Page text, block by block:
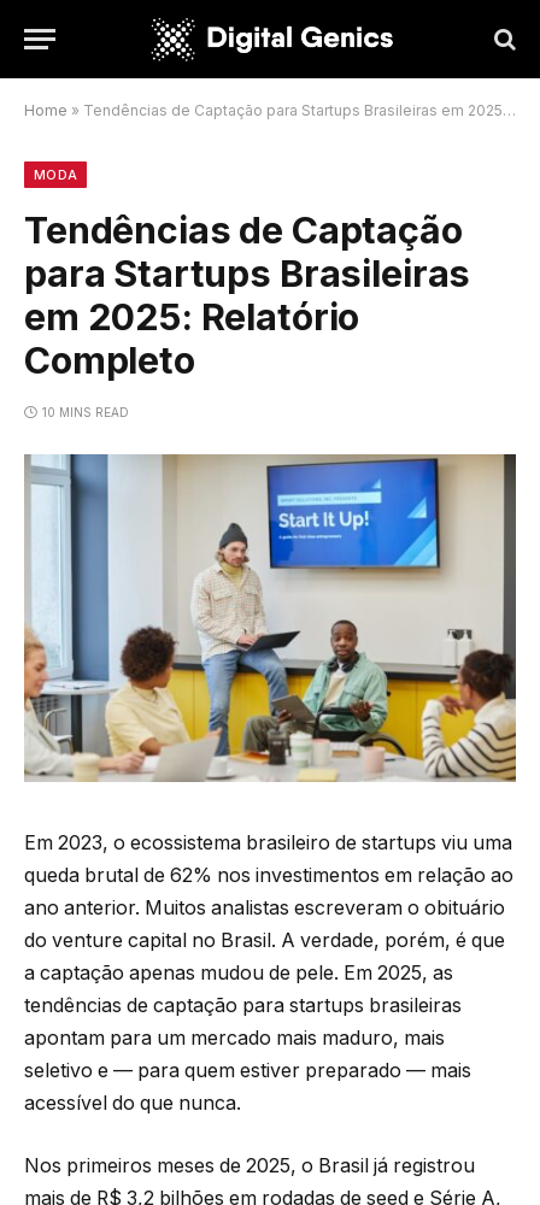
Home » Tendências de Captação para Startups Brasileiras em 2025: Relatório Completo
MODA
Tendências de Captação
para Startups Brasileiras
em 2025: Relatório
Completo
10 MINS READ
Em 2023, o ecossistema brasileiro de startups viu uma
queda brutal de 62% nos investimentos em relação ao
ano anterior. Muitos analistas escreveram o obituário
do venture capital no Brasil. A verdade, porém, é que
a captação apenas mudou de pele. Em 2025, as
tendências de captação para startups brasileiras
apontam para um mercado mais maduro, mais
seletivo e — para quem estiver preparado — mais
acessível do que nunca.
Nos primeiros meses de 2025, o Brasil já registrou
mais de R$ 3,2 bilhões em rodadas de seed e Série A,